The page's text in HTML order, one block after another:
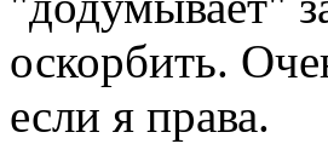
оскорбить.
если я права.